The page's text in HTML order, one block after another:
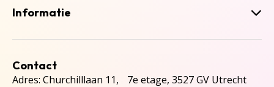
Informatie
Contact
Adres: Churchilllaan 11, 7e etage, 3527 GV Utrecht